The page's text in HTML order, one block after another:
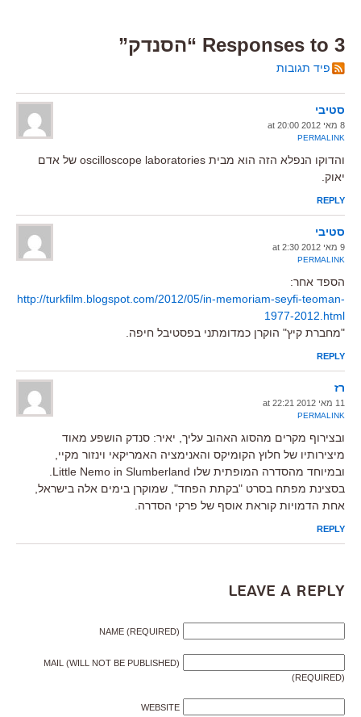
3 Responses to “הסנדק”
פיד תגובות
סטיבי
8 מאי 2012 at 20:00
PERMALINK
והדוקו הנפלא הזה הוא מבית oscilloscope laboratories של אדם
יאוק.
REPLY
סטיבי
9 מאי 2012 at 2:30
PERMALINK
הספד אחר:
http://turkfilm.blogspot.com/2012/05/in-memoriam-seyfi-teoman-
1977-2012.html
"מחברת קיץ" הוקרן כמדומתני בפסטיבל חיפה.
REPLY
רז
11 מאי 2012 at 22:21
PERMALINK
ובצירוף מקרים מהסוג האהוב עליך, יאיר: סנדק הושפע מאוד
מיצירותיו של חלוץ הקומיקס והאנימציה האמריקאי וינזור מקיי,
בסצינת מפתח בסרט "בקתת הפחד", שמוקרן בימים אלה בישראל,
אחת הדמויות קוראת אוסף של פרקי הסדרה.
REPLY
Leave a Reply
NAME (REQUIRED)
MAIL (WILL NOT BE PUBLISHED)
(REQUIRED)
WEBSITE